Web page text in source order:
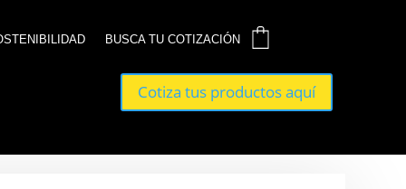
BUSCA TU COTIZACIÓN
Cotiza tus productos aquí
BUSCA TU COTIZACIÓN
Cotiza tus productos aquí